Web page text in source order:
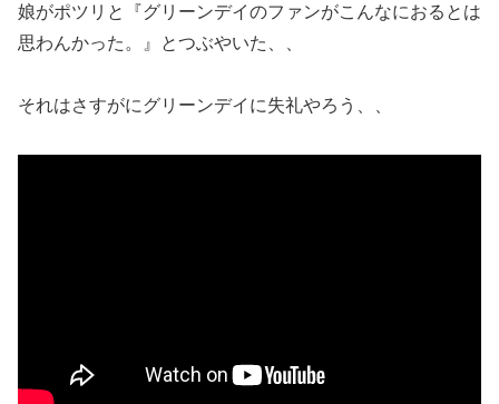
娘がポツリと『グリーンデイのファンがこんなにおるとは
思わんかった。』とつぶやいた、、
それはさすがにグリーンデイに失礼やろう、、